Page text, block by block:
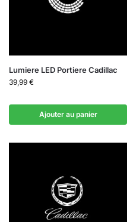
Lumiere LED Portiere Cadillac
39,99 €
Ajouter au panier